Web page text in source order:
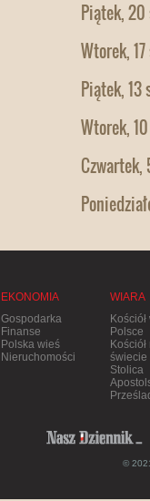
Piątek,
Wtorek,
Piątek, 13
Wtorek,
Czwartek,
EKONOMIA
Gospodarka
Finanse
Polska wieś
Nieruchomości
WIARA
Kościół
Polsce
Kościół
świecie
Stolica
©